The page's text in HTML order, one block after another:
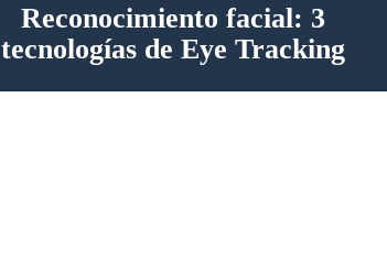
Reconocimiento facial: 3
tecnologías de Eye Tracking